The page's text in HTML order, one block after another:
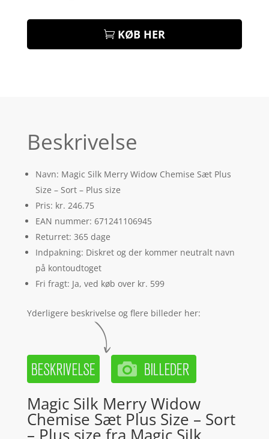
KØB HER
Beskrivelse
Navn: Magic Silk Merry Widow Chemise Sæt Plus
Size – Sort – Plus size
Pris: kr. 246.75
EAN nummer: 671241106945
Returret: 365 dage
Indpakning: Diskret og der kommer neutralt navn
på kontoudtoget
Fri fragt: Ja, ved køb over kr. 599
Yderligere beskrivelse og flere billeder her:
Magic Silk Merry Widow
Chemise Sæt Plus Size – Sort